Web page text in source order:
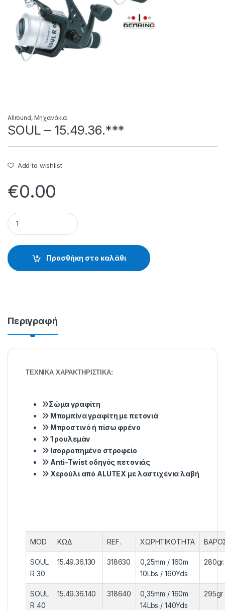
Allround, Μηχανάκια
SOUL – 15.49.36.***
Add to wishlist
€0.00
SOUL - 15.49.36.*** quantity
Προσθήκη στο καλάθι
Περιγραφή
ΤΕΧΝΙΚΑ ΧΑΡΑΚΤΗΡΙΣΤΙΚΑ:
Σώμα γραφίτη
Μπομπίνα γραφίτη με πετονιά
Μπροστινό ή πίσω φρένο
1 ρουλεμάν
Ισορροπημένο στροφείο
Anti-Twist οδηγός πετονιάς
Χερούλι από ALUTEX με λαστιχένια λαβή
MOD ΚΩΔ. REF. ΧΩΡHTIKOΤΗΤΑ
SOUL
R 30
15.49.36.130 318630
0,25mm / 160m
10Lbs / 160Yds
280gr.
SOUL
R 40
15.49.36.140 318640
0,35mm / 160m
14Lbs / 140Yds
295gr